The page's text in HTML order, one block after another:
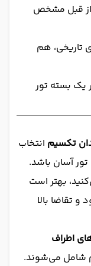
از قبل مشخص
تاریخی، هم
یک بسته تور
تکسیم انتخاب
آسان باشد.
بهتر است
تقاضا بالا
اطراف
شامل می‌شوند.